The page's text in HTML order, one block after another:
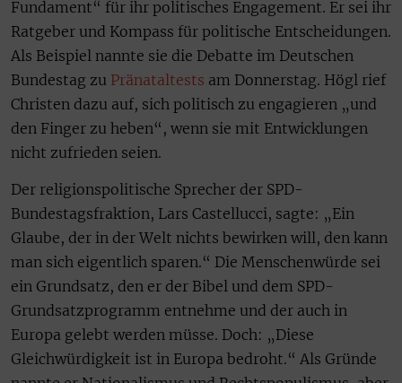
Fundament“ für ihr politisches Engagement. Er sei ihr
Ratgeber und Kompass für politische Entscheidungen.
Als Beispiel nannte sie die Debatte im Deutschen
Bundestag zu Pränataltests am Donnerstag. Högl rief
Christen dazu auf, sich politisch zu engagieren „und
den Finger zu heben“, wenn sie mit Entwicklungen
nicht zufrieden seien.
Der religionspolitische Sprecher der SPD-
Bundestagsfraktion, Lars Castellucci, sagte: „Ein
Glaube, der in der Welt nichts bewirken will, den kann
man sich eigentlich sparen.“ Die Menschenwürde sei
ein Grundsatz, den er der Bibel und dem SPD-
Grundsatzprogramm entnehme und der auch in
Europa gelebt werden müsse. Doch: „Diese
Gleichwürdigkeit ist in Europa bedroht.“ Als Gründe